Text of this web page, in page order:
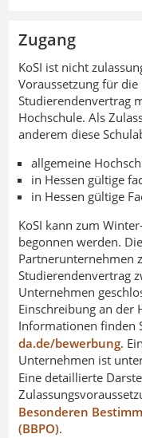
Zugang
KoSI ist nicht
Voraussetzung für
Studierendenvertrag
Hochschule. Als
anderem diese
allgemeine
in Hessen gültige
in Hessen gültige
KoSI kann zum
begonnen werden.
Partnerunternehmen
Studierendenvertrag
Unternehmen
Einschreibung an der
Informationen finden
da.de/bewerbung.
Unternehmen ist
Eine detaillierte
Besonderen
(BBPO).